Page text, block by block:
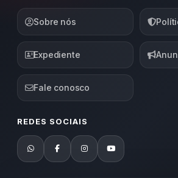
Sobre nós
Expediente
Fale conosco
REDES SOCIAIS